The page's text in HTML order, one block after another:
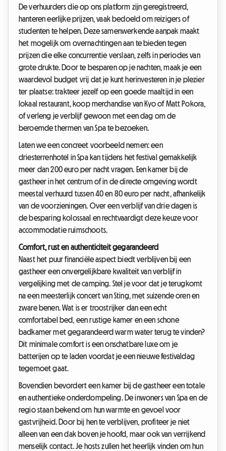
De verhuurders die op ons platform zijn geregistreerd,
hanteren eerlijke prijzen, vaak bedoeld om reizigers of
studenten te helpen. Deze samenwerkende aanpak maakt
het mogelijk om overnachtingen aan te bieden tegen
prijzen die elke concurrentie verslaan, zelfs in periodes van
grote drukte. Door te besparen op je nachten, maak je een
waardevol budget vrij dat je kunt herinvesteren in je plezier
ter plaatse: trakteer jezelf op een goede maaltijd in een
lokaal restaurant, koop merchandise van Kyo of Matt Pokora,
of verleng je verblijf gewoon met een dag om de
beroemde thermen van Spa te bezoeken.
Laten we een concreet voorbeeld nemen: een
driesterrenhotel in Spa kan tijdens het festival gemakkelijk
meer dan 200 euro per nacht vragen. Een kamer bij de
gastheer in het centrum of in de directe omgeving wordt
meestal verhuurd tussen 40 en 80 euro per nacht, afhankelijk
van de voorzieningen. Over een verblijf van drie dagen is
de besparing kolossaal en rechtvaardigt deze keuze voor
accommodatie ruimschoots.
Comfort, rust en authenticiteit gegarandeerd
Naast het puur financiële aspect biedt verblijven bij een
gastheer een onvergelijkbare kwaliteit van verblijf in
vergelijking met de camping. Stel je voor dat je terugkomt
na een meesterlijk concert van Sting, met suizende oren en
zware benen. Wat is er troostrijker dan een echt
comfortabel bed, een rustige kamer en een schone
badkamer met gegarandeerd warm water terug te vinden?
Dit minimale comfort is een onschatbare luxe om je
batterijen op te laden voordat je een nieuwe festivaldag
tegemoet gaat.
Bovendien bevordert een kamer bij de gastheer een totale
en authentieke onderdompeling. De inwoners van Spa en de
regio staan bekend om hun warmte en gevoel voor
gastvrijheid. Door bij hen te verblijven, profiteer je niet
alleen van een dak boven je hoofd, maar ook van verrijkend
menselijk contact. Je hosts zullen het heerlijk vinden om hun